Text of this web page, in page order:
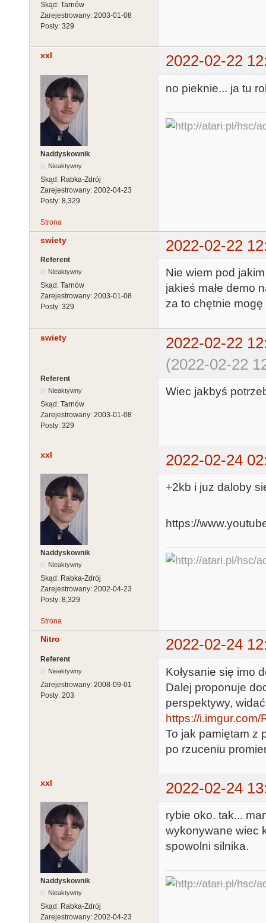
Skąd: Tarnów
Zarejestrowany: 2003-01-08
Posty: 329
xxl 2022-02-22
Naddyskownik
Nieaktywny
Skąd: Rabka-Zdrój
Zarejestrowany: 2002-04-23
Posty: 8,329
no pieknie... ja tu
Strona
swiety 2022-02-22
Referent
Nieaktywny
Skąd: Tarnów
Zarejestrowany: 2003-01-08
Posty: 329
Nie wiem pod
jakieś małe demo
za to chętnie
swiety
2022-02-22
(2022-02-22
Referent
Nieaktywny
Skąd: Tarnów
Zarejestrowany: 2003-01-08
Posty: 329
Wiec jakbyś
xxl 2022-02-24
Naddyskownik
Nieaktywny
Skąd: Rabka-Zdrój
Zarejestrowany: 2002-04-23
Posty: 8,329
+2kb i juz daloby
https://
Strona
Nitro 2022-02-24
Referent
Nieaktywny
Zarejestrowany: 2008-09-01
Posty: 203
Kołysanie się imo
Dalej proponuje
perspektywy,
https://i.imgur.com/
To jak pamiętam z
po rzuceniu
xxl 2022-02-24
Naddyskownik
Nieaktywny
Skąd: Rabka-Zdrój
Zarejestrowany: 2002-04-23
rybie oko. tak...
wykonywane wiec
spowolni silnika.